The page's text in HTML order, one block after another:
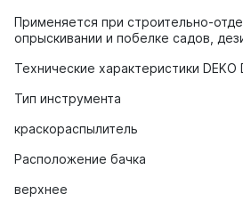
Применяется при строительно-
опрыскивании и побелке садов,
Технические характеристики DEKO
Тип инструмента
краскораспылитель
Расположение бачка
верхнее